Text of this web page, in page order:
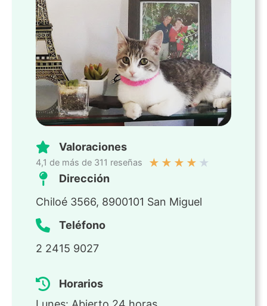
Valoraciones
4,1 de más de 311 reseñas ★ ★ ★ ★ ★
Dirección
Chiloé 3566, 8900101 San Miguel
Teléfono
2 2415 9027
Horarios